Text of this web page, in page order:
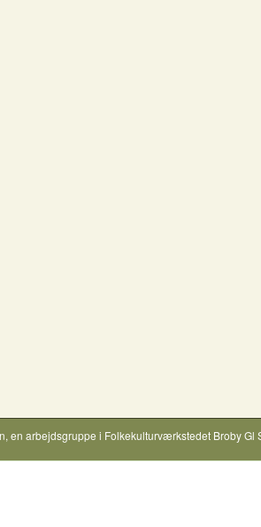
, en arbejdsgruppe i Folkekulturværkstedet Broby Gl